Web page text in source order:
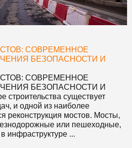
СОВРЕМЕННОЕ
БЕЗОПАСНОСТИ И
СОВРЕМЕННОЕ
БЕЗОПАСНОСТИ И
строительства существует
и одной из наиболее
реконструкция мостов. Мосты,
или пешеходные,
инфраструктуре ...